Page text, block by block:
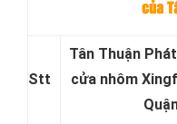
của
Stt
Tân Thuận
cửa nhôm